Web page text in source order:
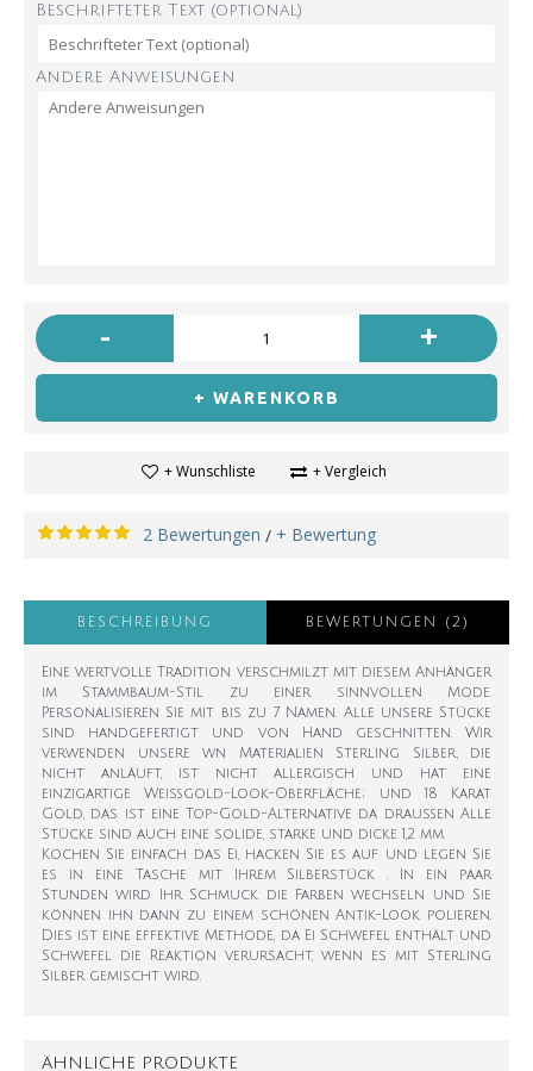
Beschrifteter Text (optional)
Andere Anweisungen
- +
+ WARENKORB
+ Wunschliste + Vergleich
2 Bewertungen / + Bewertung
BESCHREIBUNG BEWERTUNGEN (2)
Eine wertvolle Tradition verschmilzt mit diesem Anhänger
im Stammbaum-Stil zu einer sinnvollen Mode.
Personalisieren Sie mit bis zu 7 Namen. Alle unsere Stücke
sind handgefertigt und von Hand geschnitten. Wir
verwenden unsere wn Materialien Sterling Silber, die
nicht anläuft, ist nicht allergisch und hat eine
einzigartige Weißgold-Look-Oberfläche; und 18 Karat
Gold, das ist eine Top-Gold-Alternative da draußen Alle
Stücke sind auch eine solide, starke und dicke 1,2 mm.
Kochen Sie einfach das Ei, hacken Sie es auf und legen Sie
es in eine Tasche mit Ihrem Silberstück . In ein paar
Stunden wird Ihr Schmuck die Farben wechseln und Sie
können ihn dann zu einem schönen Antik-Look polieren.
Dies ist eine effektive Methode, da Ei Schwefel enthält und
Schwefel die Reaktion verursacht, wenn es mit Sterling
Silber gemischt wird.
ÄHNLICHE PRODUKTE